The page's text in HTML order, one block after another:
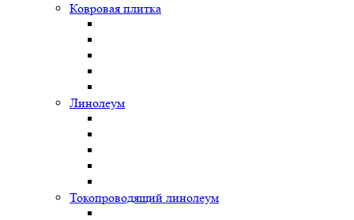
Ковровая плитка
Линолеум
Токопроводящий линолеум